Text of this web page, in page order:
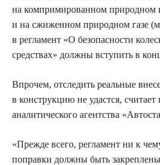
на компримированном природном
и на сжиженном природном газе
в регламент «О безопасности
средствах» должны вступить в
Впрочем, отследить реальные
в конструкцию не удастся, считает
аналитического агентства
«Прежде всего, регламент ни к
поправки должны быть